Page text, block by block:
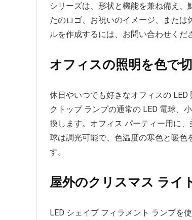
シリーズは、形状と機能を兼ね備え
たのロゴ、お祝いのイメージ、また
ルを作成するには、お問い合わせくだ
オフィスの照明を色で
休日やいつでも好きなオフィスの
クトップ ランプの通常の LED 電球、
換します。オフィス パーティー用に
球は調光可能で、色温度の寒色と暖色
す。
屋外のクリスマス ライ
LED シェイプ フィラメント ランプを